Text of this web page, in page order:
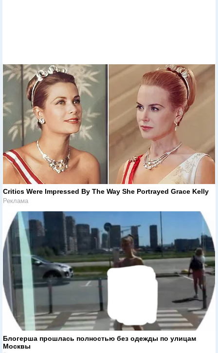
Critics Were Impressed By The Way She Portrayed Grace Kelly
Реклама
Блогерша прошлась полностью без одежды по улицам
Москвы